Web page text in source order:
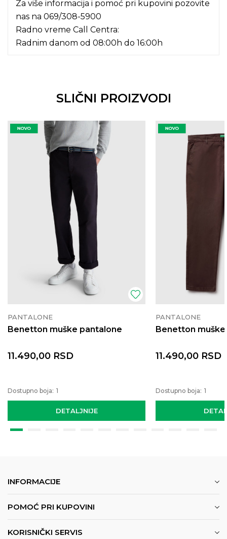
Za više informacija i pomoć pri kupovini pozovite
nas na 069/308-5900
Radno vreme Call Centra:
Radnim danom od 08:00h do 16:00h
SLIČNI PROIZVODI
PANTALONE
Benetton muške pantalone
DETALJNIJE
11.490,00 RSD
Dostupno boja: 1
PANTALONE
Benetton
11.490,00 RSD
Dostupno boja: 1
INFORMACIJE
POMOĆ PRI KUPOVINI
KORISNIČKI SERVIS